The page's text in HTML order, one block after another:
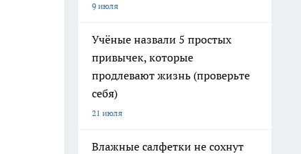
9 июля
Учёные назвали 5 простых
привычек, которые
продлевают жизнь (проверьте
себя)
21 июля
Влажные салфетки не сохнут